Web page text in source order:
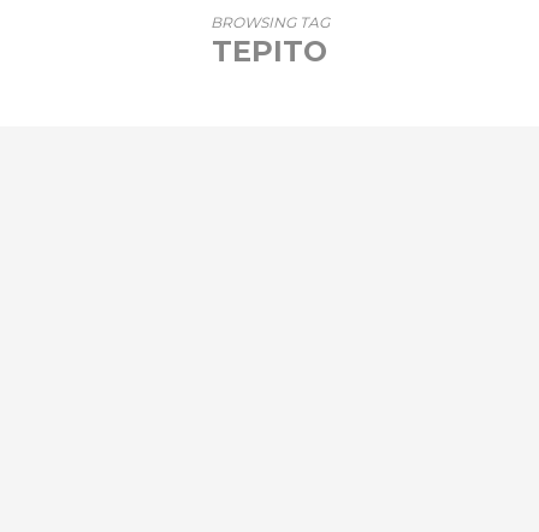
BROWSING TAG
TEPITO